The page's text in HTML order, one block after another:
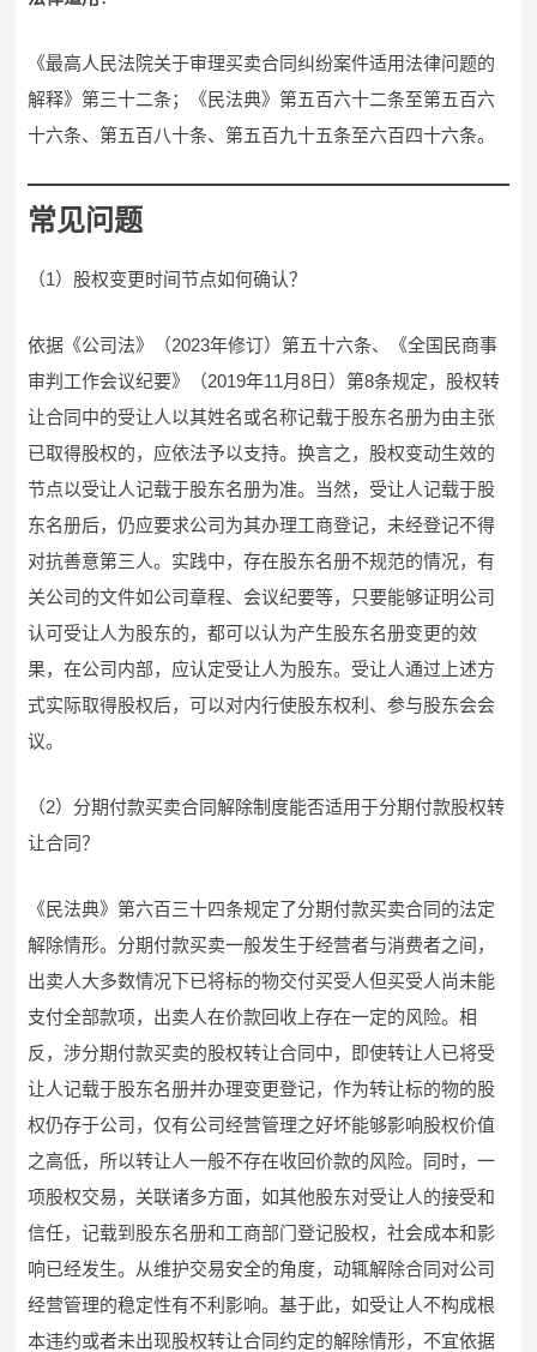
《最高人民法院关于审理买卖合同纠纷案件适用法律问题的
解释》第三十二条；《民法典》第五百六十二条至第五百六
十六条、第五百八十条、第五百九十五条至六百四十六条。
常见问题
（1）股权变更时间节点如何确认？
依据《公司法》（2023年修订）第五十六条、《全国民商事
审判工作会议纪要》（2019年11月8日）第8条规定，股权转
让合同中的受让人以其姓名或名称记载于股东名册为由主张
已取得股权的，应依法予以支持。换言之，股权变动生效的
节点以受让人记载于股东名册为准。当然，受让人记载于股
东名册后，仍应要求公司为其办理工商登记，未经登记不得
对抗善意第三人。实践中，存在股东名册不规范的情况，有
关公司的文件如公司章程、会议纪要等，只要能够证明公司
认可受让人为股东的，都可以认为产生股东名册变更的效
果，在公司内部，应认定受让人为股东。受让人通过上述方
式实际取得股权后，可以对内行使股东权利、参与股东会会
议。
（2）分期付款买卖合同解除制度能否适用于分期付款股权转
让合同？
《民法典》第六百三十四条规定了分期付款买卖合同的法定
解除情形。分期付款买卖一般发生于经营者与消费者之间，
出卖人大多数情况下已将标的物交付买受人但买受人尚未能
支付全部款项，出卖人在价款回收上存在一定的风险。相
反，涉分期付款买卖的股权转让合同中，即使转让人已将受
让人记载于股东名册并办理变更登记，作为转让标的物的股
权仍存于公司，仅有公司经营管理之好坏能够影响股权价值
之高低，所以转让人一般不存在收回价款的风险。同时，一
项股权交易，关联诸多方面，如其他股东对受让人的接受和
信任，记载到股东名册和工商部门登记股权，社会成本和影
响已经发生。从维护交易安全的角度，动辄解除合同对公司
经营管理的稳定性有不利影响。基于此，如受让人不构成根
本违约或者未出现股权转让合同约定的解除情形，不宜依据